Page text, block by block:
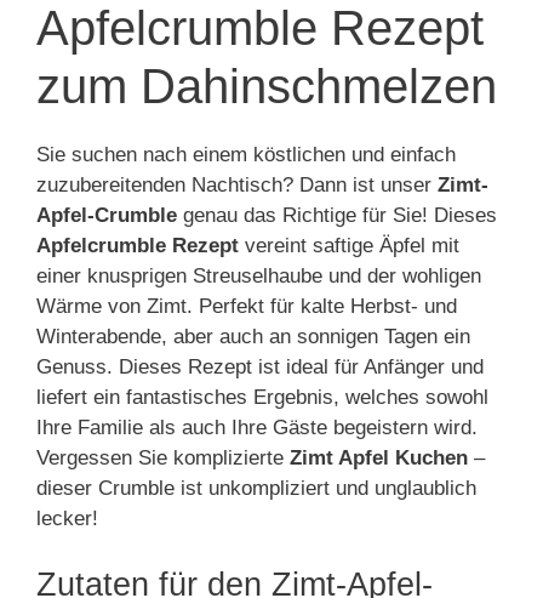
Apfelcrumble Rezept
zum Dahinschmelzen
Sie suchen nach einem köstlichen und einfach
zuzubereitenden Nachtisch? Dann ist unser Zimt-
Apfel-Crumble genau das Richtige für Sie! Dieses
Apfelcrumble Rezept vereint saftige Äpfel mit
einer knusprigen Streuselhaube und der wohligen
Wärme von Zimt. Perfekt für kalte Herbst- und
Winterabende, aber auch an sonnigen Tagen ein
Genuss. Dieses Rezept ist ideal für Anfänger und
liefert ein fantastisches Ergebnis, welches sowohl
Ihre Familie als auch Ihre Gäste begeistern wird.
Vergessen Sie komplizierte Zimt Apfel Kuchen –
dieser Crumble ist unkompliziert und unglaublich
lecker!
Zutaten für den Zimt-Apfel-